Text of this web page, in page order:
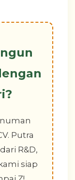
Putra
R&D,
siap